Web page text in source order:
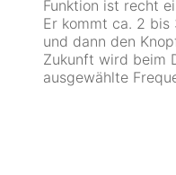
Funktion ist recht
Er kommt ca. 2 bis
und dann den
Zukunft wird beim
ausgewählte